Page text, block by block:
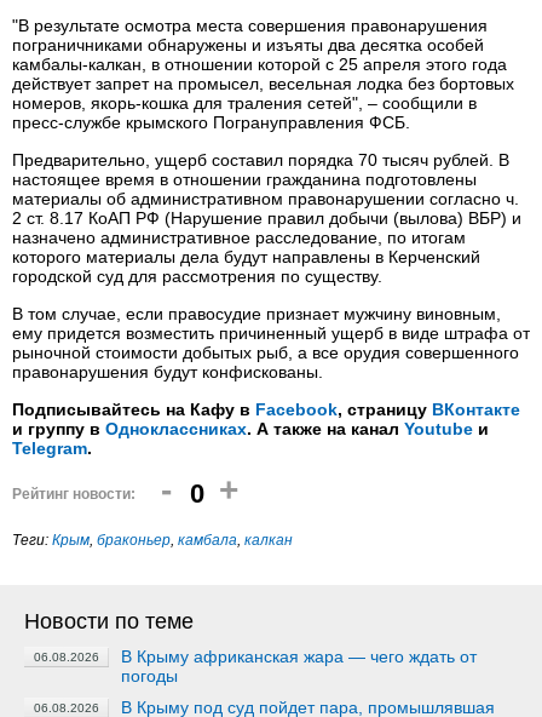
"В результате осмотра места совершения правонарушения
пограничниками обнаружены и изъяты два десятка особей
камбалы-калкан, в отношении которой с 25 апреля этого года
действует запрет на промысел, весельная лодка без бортовых
номеров, якорь-кошка для траления сетей", – сообщили в
пресс-службе крымского Погрануправления ФСБ.
Предварительно, ущерб составил порядка 70 тысяч рублей. В
настоящее время в отношении гражданина подготовлены
материалы об административном правонарушении согласно ч.
2 ст. 8.17 КоАП РФ (Нарушение правил добычи (вылова) ВБР) и
назначено административное расследование, по итогам
которого материалы дела будут направлены в Керченский
городской суд для рассмотрения по существу.
В том случае, если правосудие признает мужчину виновным,
ему придется возместить причиненный ущерб в виде штрафа от
рыночной стоимости добытых рыб, а все орудия совершенного
правонарушения будут конфискованы.
Подписывайтесь на Кафу в Facebook, страницу ВКонтакте
и группу в Одноклассниках. А также на канал Youtube и
Telegram.
Рейтинг новости: - 0 +
Теги: Крым, браконьер, камбала, калкан
Новости по теме
06.08.2026
В Крыму африканская жара — чего ждать от
погоды
06.08.2026
В Крыму под суд пойдет пара, промышлявшая